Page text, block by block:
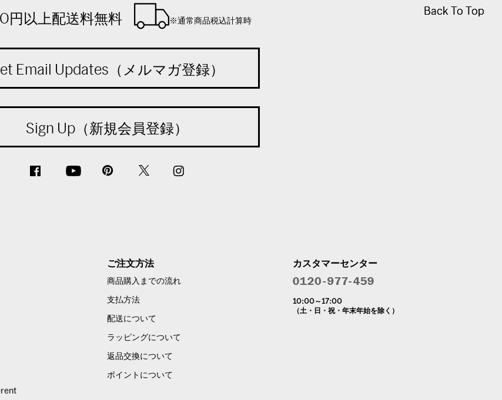
Back To Top
Back To Top
円以上配送料無料 ※通常商品税込計算時
Email Updates（メルマガ登録）
Sign Up（新規会員登録）
ご注文方法
商品購入までの流れ
支払方法
配送について
ラッピングについて
返品交換について
ポイントについて
カスタマーセンター
10:00～17:00
（土・日・祝・年末年始を除く）